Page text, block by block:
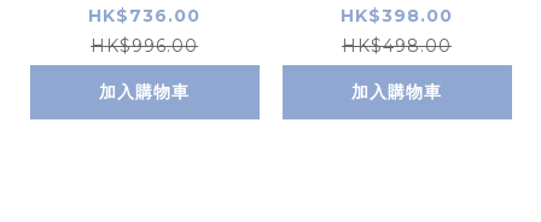
HK$736.00
HK$996.00
加入購物車
HK$398.00
HK$498.00
加入購物車